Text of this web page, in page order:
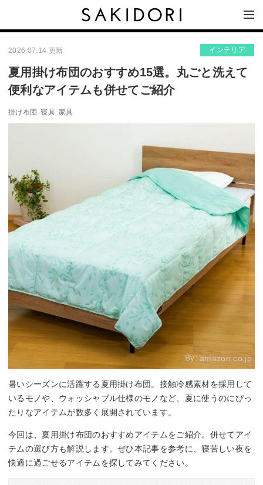
2026.07.14 更新 インテリア
夏用掛け布団のおすすめ15選。丸ごと洗えて
便利なアイテムも併せてご紹介
掛け布団 寝具 家具
By:amazon.co.jp
暑いシーズンに活躍する夏用掛け布団。接触冷感素材を採用して
いるモノや、ウォッシャブル仕様のモノなど、夏に使うのにぴっ
たりなアイテムが数多く展開されています。
今回は、夏用掛け布団のおすすめアイテムをご紹介。併せてアイ
テムの選び方も解説します。ぜひ本記事を参考に、寝苦しい夜を
快適に過ごせるアイテムを探してみてください。